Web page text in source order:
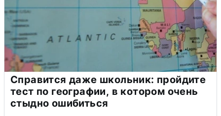
Справится даже школьник: пройдите
тест по географии, в котором очень
стыдно ошибиться